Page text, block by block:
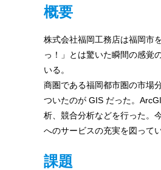
法
を
紹
介
概要
株式会社福岡工務店は福岡市
っ！」とは驚いた瞬間の感覚
いる。
商圏である福岡都市圏の市場
ついたのが GIS だった。
析、競合分析などを行った。
へのサービスの充実を図って
課題